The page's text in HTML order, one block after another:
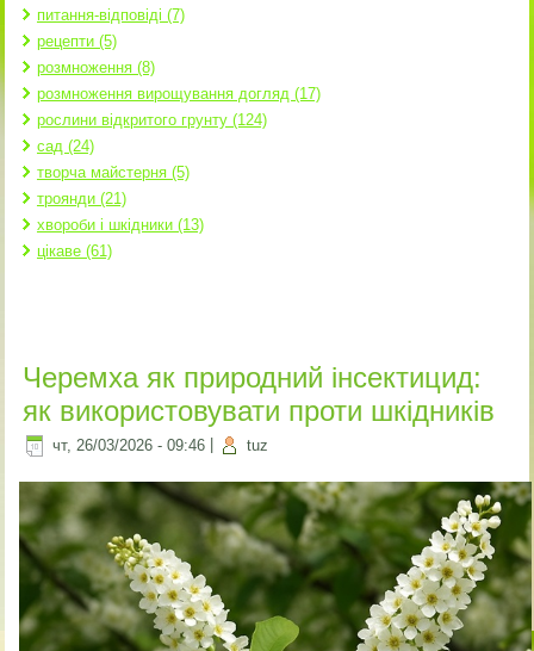
питання-відповіді (7)
рецепти (5)
розмноження (8)
розмноження вирощування догляд (17)
рослини відкритого грунту (124)
сад (24)
творча майстерня (5)
троянди (21)
хвороби і шкідники (13)
цікаве (61)
Черемха як природний інсектицид:
як використовувати проти шкідників
чт, 26/03/2026 - 09:46 tuz